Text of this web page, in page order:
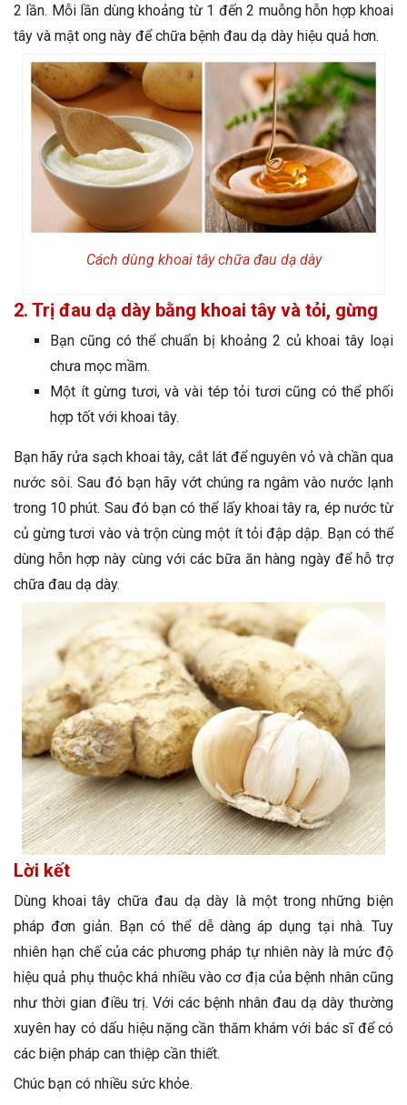
2 lần. Mỗi lần dùng khoảng từ 1 đến 2 muỗng hỗn hợp khoai
tây và mật ong này để chữa bệnh đau dạ dày hiệu quả hơn.
Cách dùng khoai tây chữa đau dạ dày
2. Trị đau dạ dày bằng khoai tây và tỏi, gừng
Bạn cũng có thể chuẩn bị khoảng 2 củ khoai tây loại
chưa mọc mầm.
Một ít gừng tươi, và vài tép tỏi tươi cũng có thể phối
hợp tốt với khoai tây.
Bạn hãy rửa sạch khoai tây, cắt lát để nguyên vỏ và chần qua
nước sôi. Sau đó bạn hãy vớt chúng ra ngâm vào nước lạnh
trong 10 phút. Sau đó bạn có thể lấy khoai tây ra, ép nước từ
củ gừng tươi vào và trộn cùng một ít tỏi đập dập. Bạn có thể
dùng hỗn hợp này cùng với các bữa ăn hàng ngày để hỗ trợ
chữa đau dạ dày.
Lời kết
Dùng khoai tây chữa đau dạ dày là một trong những biện
pháp đơn giản. Bạn có thể dễ dàng áp dụng tại nhà. Tuy
nhiên hạn chế của các phương pháp tự nhiên này là mức độ
hiệu quả phụ thuộc khá nhiều vào cơ địa của bệnh nhân cũng
như thời gian điều trị. Với các bệnh nhân đau dạ dày thường
xuyên hay có dấu hiệu nặng cần thăm khám với bác sĩ để có
các biện pháp can thiệp cần thiết.
Chúc bạn có nhiều sức khỏe.